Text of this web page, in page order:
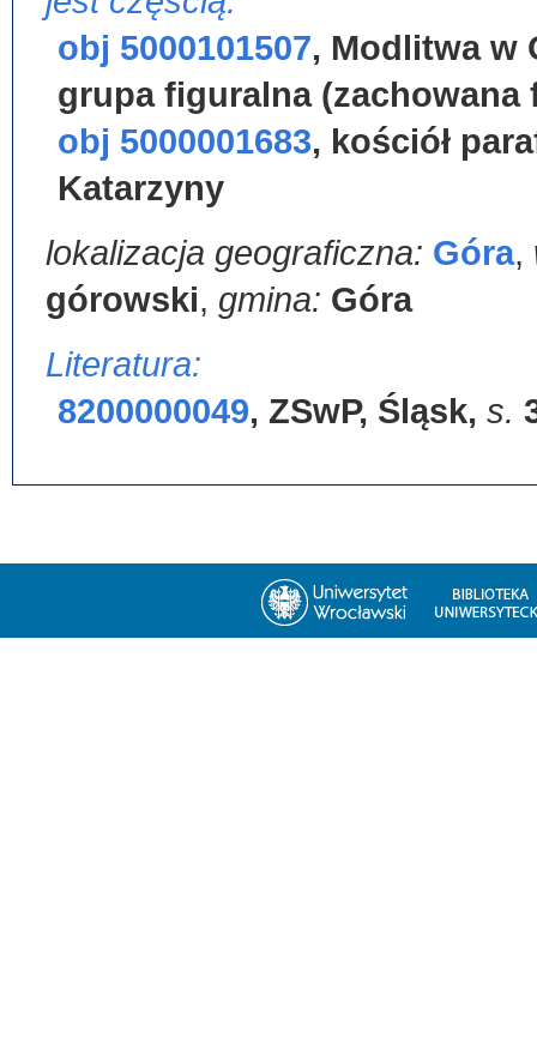
obj 5000101507, Modlitwa w
grupa figuralna (zachowana
obj 5000001683, kościół
Katarzyny
lokalizacja geograficzna: Góra,
górowski, gmina: Góra
Literatura:
8200000049, ZSwP, Śląsk, s.